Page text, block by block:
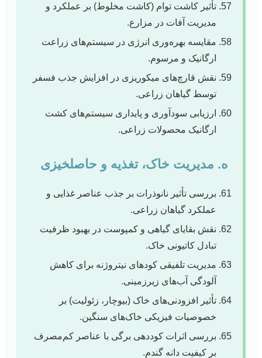
تأثیر کاشت توام (کاشت مخلوط) بر عملکرد و
مدیریت آفات در مزارع.
مقایسه بهره‌وری انرژی در سیستم‌های زراعت
ارگانیک و مرسوم.
نقش قارچ‌های میکوریزی در افزایش جذب فسفر
توسط گیاهان زراعی.
ارزیابی سودآوری و پایداری سیستم‌های کشت
ارگانیک محصولات زراعی.
ه. مدیریت خاک، تغذیه و حاصلخیزی
بررسی تأثیر نانوذرات بر جذب عناصر غذایی و
عملکرد گیاهان زراعی.
نقش بقایای گیاهی و کمپوست در بهبود ظرفیت
تبادل کاتیونی خاک.
مدیریت تلفیقی کودهای نیتروژنه برای کاهش
آلودگی آب‌های زیرزمینی.
تأثیر افزودنی‌های خاک (بیوچار، زئولیت) بر
خصوصیات فیزیکی خاک‌های سنگین.
بررسی اثرات کوددهی برگی با عناصر کم‌مصرف
بر کیفیت دانه گندم.